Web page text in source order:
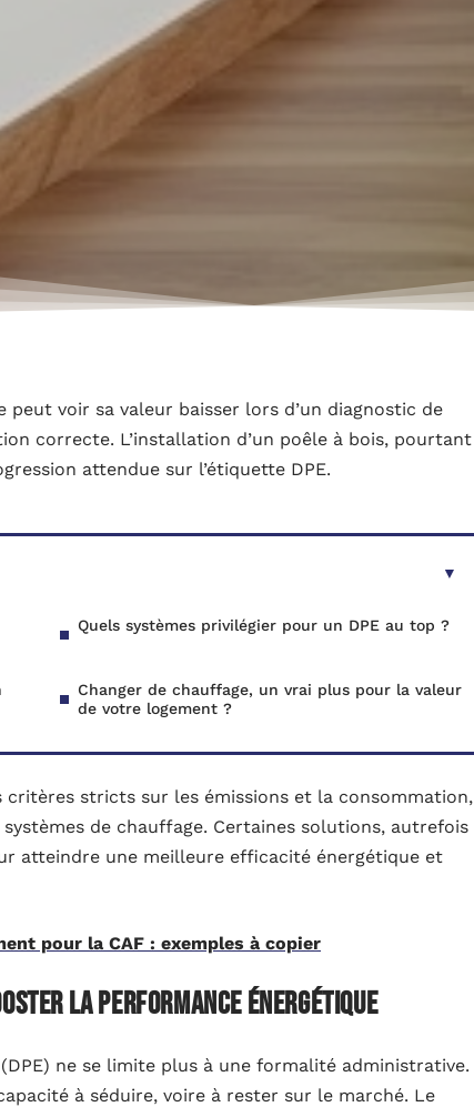
voir sa valeur baisser lors d’un diagnostic de
correcte. L’installation d’un poêle à bois, pourtant
attendue sur l’étiquette DPE.
Quels systèmes privilégier pour un DPE au top ?
Changer de chauffage, un vrai plus pour la valeur
de votre logement ?
stricts sur les émissions et la consommation,
de chauffage. Certaines solutions, autrefois
atteindre une meilleure efficacité énergétique et
pour la CAF : exemples à copier
la performance énergétique
(DPE) ne se limite plus à une formalité administrative.
à séduire, voire à rester sur le marché. Le